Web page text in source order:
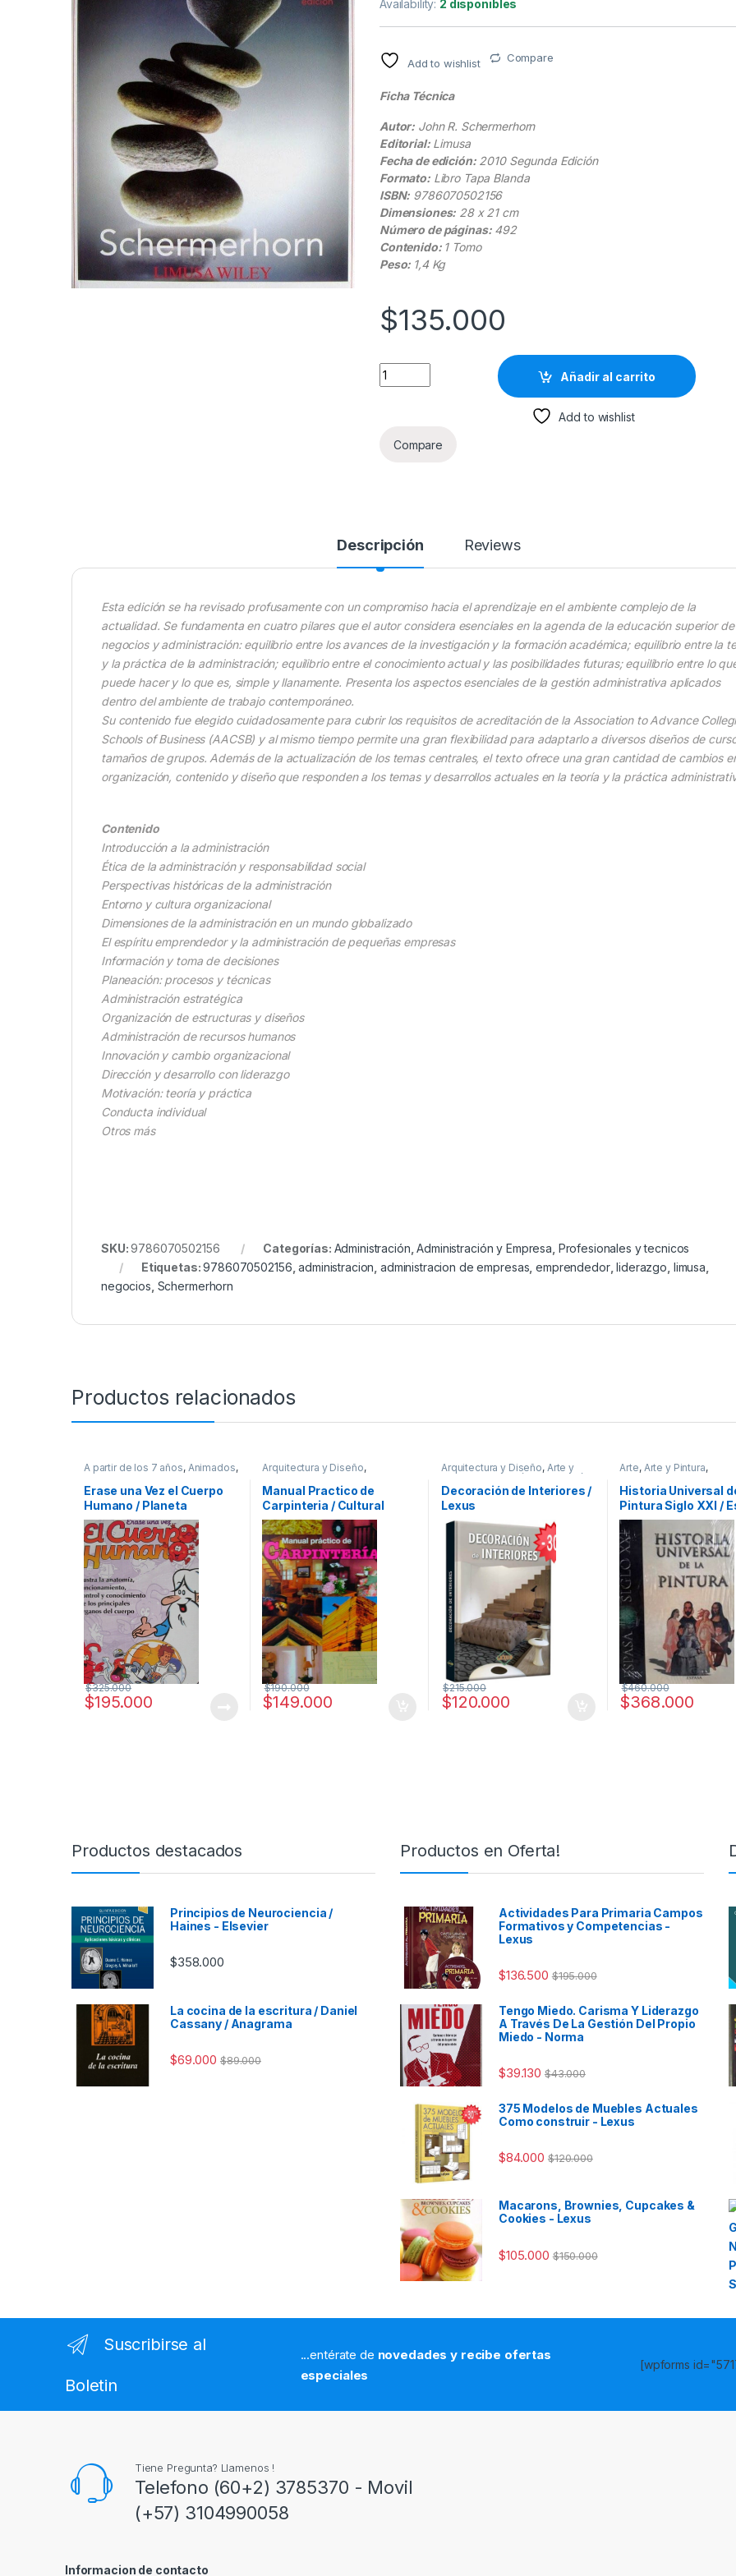
Availability: 2 disponibles
Add to wishlist Compare
Ficha Técnica
Autor: John R. Schermerhorn
Editorial:Limusa
Fecha de edición:2010 Segunda Edición
Formato:Libro Tapa Blanda
ISBN: 9786070502156
Dimensiones: 28 x 21 cm
Número de páginas:492
Contenido: 1 Tomo
Peso: 1,4 Kg
$135.000
Administración 2da Edición - Schermerhorn / Limusa quantity
Añadir al carrito
Add to wishlist
Compare
Descripción Reviews
Esta edición se ha revisado profusamente con un compromiso hacia el aprendizaje en el ambiente complejo de la
actualidad. Se fundamenta en cuatro pilares que el autor considera esenciales en la agenda de la educación superior de
negocios y administración: equilibrio entre los avances de la investigación y la formación académica; equilibrio entre la
y la práctica de la administración; equilibrio entre el conocimiento actual y las posibilidades futuras; equilibrio entre lo
puede hacer y lo que es, simple y llanamente. Presenta los aspectos esenciales de la gestión administrativa aplicados
dentro del ambiente de trabajo contemporáneo.
Su contenido fue elegido cuidadosamente para cubrir los requisitos de acreditación de la Association to Advance
Schools of Business (AACSB) y al mismo tiempo permite una gran flexibilidad para adaptarlo a diversos diseños de
tamaños de grupos. Además de la actualización de los temas centrales, el texto ofrece una gran cantidad de cambios
organización, contenido y diseño que responden a los temas y desarrollos actuales en la teoría y la práctica
Contenido
Introducción a la administración
Ética de la administración y responsabilidad social
Perspectivas históricas de la administración
Entorno y cultura organizacional
Dimensiones de la administración en un mundo globalizado
El espíritu emprendedor y la administración de pequeñas empresas
Información y toma de decisiones
Planeación: procesos y técnicas
Administración estratégica
Organización de estructuras y diseños
Administración de recursos humanos
Innovación y cambio organizacional
Dirección y desarrollo con liderazgo
Motivación: teoría y práctica
Conducta individual
Otros más
SKU:9786070502156 Categorías: Administración ,Administración y Empresa Profesionales y tecnicos
Etiquetas:9786070502156 ,administracion ,administracion de empresas ,emprendedor,liderazgo limusa
negocios Schermerhorn
Productos relacionados
A partir de los 7 años, Animados,
Ciencias Sociales
Niños,Didácticos ,Educación y
Pedagogía,Profesionales y
tecnicos
Erase una Vez el Cuerpo
Humano / Planeta
$195.000
$325.000
Arquitectura y Diseño,
Arquitectura y Urbanismo
Afines,Decoración,Decoración
y Muebles ,Diseño,Hogar y
Manualidades ,Interes General
Ofertas,Profesionales y
tecnicos,Temas Varios
Manual Practico de
Carpinteria / Cultural
$149.000
$190.000
Arquitectura y Diseño, Arte y
Afines
Decoración
Decoración
y Muebles,Diseño,Interes
General,Ofertas,Profesionales
y tecnicos
Decoración de Interiores /
Lexus
$120.000
$215.000
Arte, Arte y Pintura,
Profesionales y tecnicos
Historia Universal
Pintura Siglo XXI /
$368.000
$460.000
Productos destacados
Principios de Neurociencia /
Haines - Elsevier
$358.000
La cocina de la escritura / Daniel
Cassany / Anagrama
$69.000 $89.000
Productos en Oferta!
Actividades Para Primaria Campos
Formativos y Competencias -
Lexus
$136.500 $195.000
Tengo Miedo. Carisma Y Liderazgo
A Través De La Gestión Del Propio
Miedo - Norma
$39.130 $43.000
375 Modelos de Muebles Actuales
Como construir - Lexus
$84.000 $120.000
Macarons, Brownies, Cupcakes &
Cookies - Lexus
$105.000 $150.000
Suscribirse al
Boletin
...entérate de novedades y recibe ofertas
especiales
[wpforms
Tiene Pregunta? Llamenos !
Telefono (60+2) 3785370 - Movil
(+57) 3104990058
Informacion de contacto